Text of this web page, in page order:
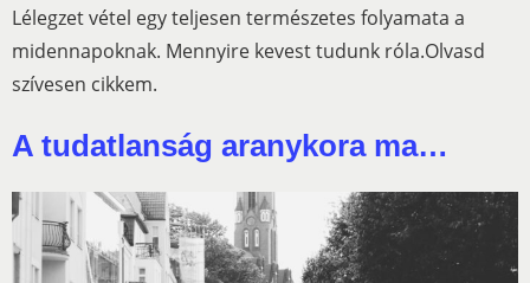
Lélegzet vétel egy teljesen természetes folyamata a
midennapoknak. Mennyire kevest tudunk róla.Olvasd
szívesen cikkem.
A tudatlanság aranykora ma…